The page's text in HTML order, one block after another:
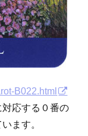
B022.html
応する０番の
ます。